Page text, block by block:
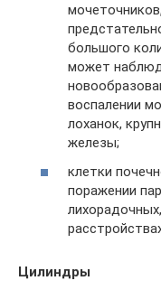
большого
может
воспалении
лоханок,
железы;
клетки
поражении
Цилиндры